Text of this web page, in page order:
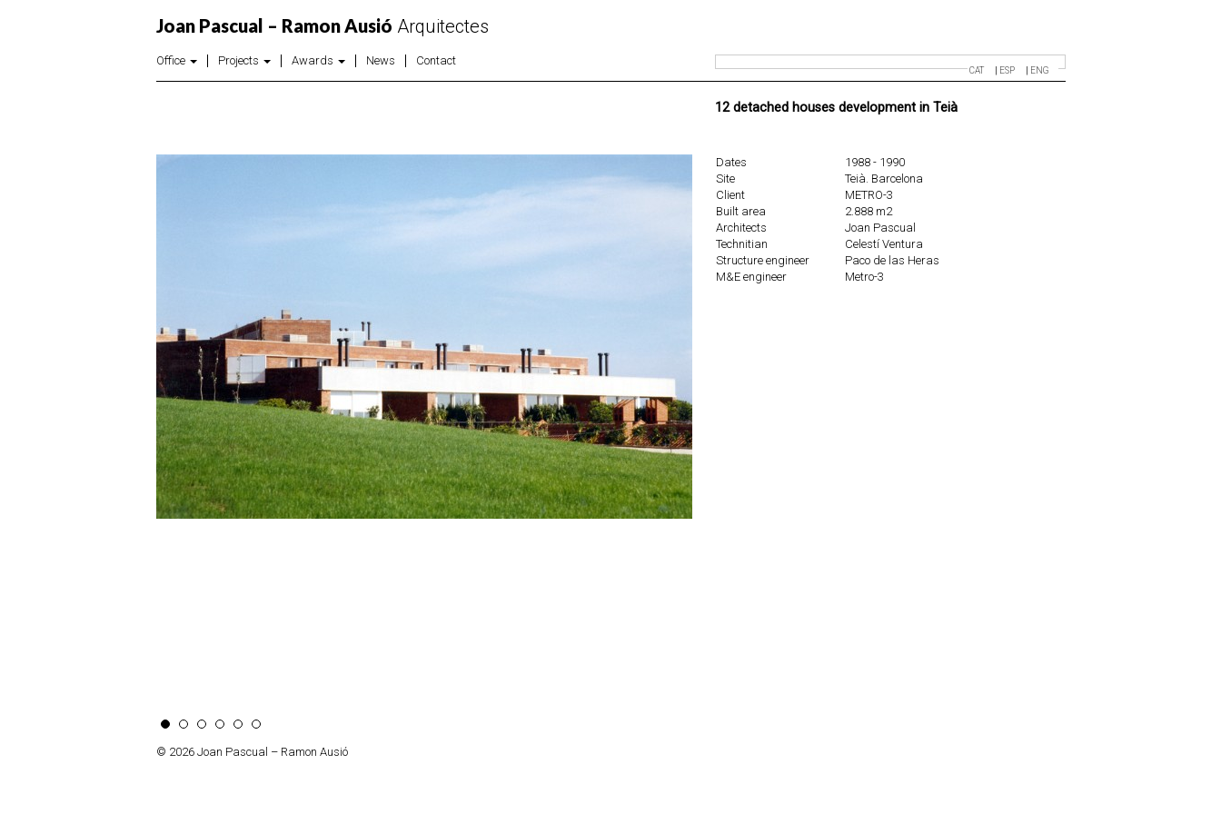
Joan Pascual – Ramon Ausió Arquitectes
Office Projects Awards News Contact
CAT ESP ENG
12 detached houses development in Teià
Dates
1988 - 1990
Site
Teià. Barcelona
Client
METRO-3
Built area
2.888 m2
Architects
Joan Pascual
Technitian
Celestí Ventura
Structure engineer
Paco de las Heras
M&E engineer
Metro-3
© 2026 Joan Pascual – Ramon Ausió